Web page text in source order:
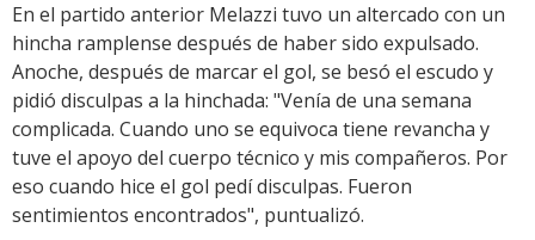
En el partido anterior Melazzi tuvo un altercado con un
hincha ramplense después de haber sido expulsado.
Anoche, después de marcar el gol, se besó el escudo y
pidió disculpas a la hinchada: "Venía de una semana
complicada. Cuando uno se equivoca tiene revancha y
tuve el apoyo del cuerpo técnico y mis compañeros. Por
eso cuando hice el gol pedí disculpas. Fueron
sentimientos encontrados", puntualizó.